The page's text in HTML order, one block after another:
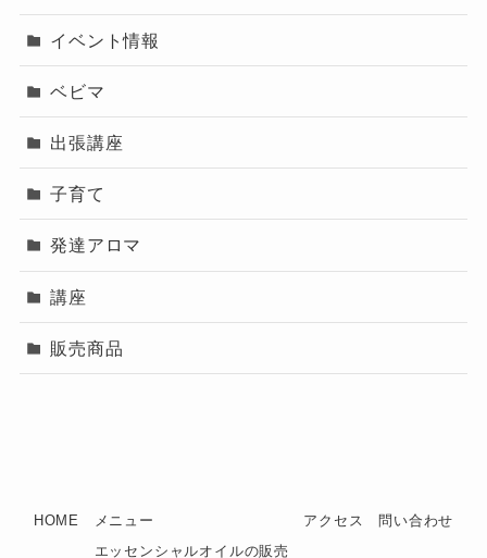
イベント情報
ベビマ
出張講座
子育て
発達アロマ
講座
販売商品
HOME
メニュー
エッセンシャルオイルの販売
アクセス 問い合わせ